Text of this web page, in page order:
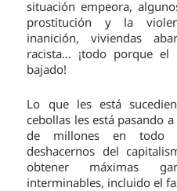
situación empeora,
prostitución y la
inanición, viviendas
racista… ¡todo porque
bajado!
Lo que les está
cebollas les está pasando
de millones en todo
deshacernos del
obtener máximas
interminables, incluido el